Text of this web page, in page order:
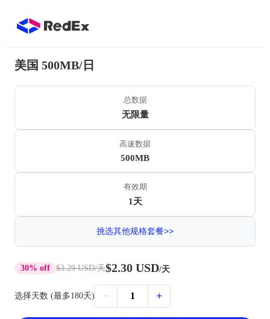
美国 500MB/日
总数据
无限量
高速数据
500MB
有效期
1天
挑选其他规格套餐>>
30% off $3.29 USD/天$2.30 USD/天
选择天数 (最多180天) − 1 +